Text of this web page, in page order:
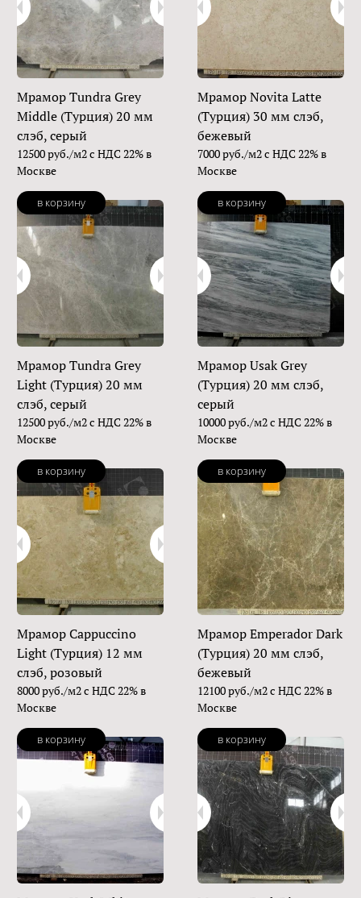
Мрамор Tundra Grey
Middle (Турция) 20 мм
слэб, серый
12500 руб./м2 с НДС 22% в
Москве
в корзину
Мрамор Novita Latte
(Турция) 30 мм слэб,
бежевый
7000 руб./м2 с НДС 22% в
Москве
в корзину
Мрамор Tundra Grey
Light (Турция) 20 мм
слэб, серый
12500 руб./м2 с НДС 22% в
Москве
в корзину
Мрамор Usak Grey
(Турция) 20 мм слэб,
серый
10000 руб./м2 с НДС 22% в
Москве
в корзину
Мрамор Cappuccino
Light (Турция) 12 мм
слэб, розовый
8000 руб./м2 с НДС 22% в
Москве
в корзину
Мрамор Emperador Dark
(Турция) 20 мм слэб,
бежевый
12100 руб./м2 с НДС 22% в
Москве
в корзину